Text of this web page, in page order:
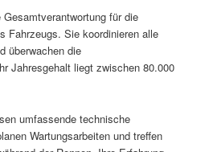
für die
Fahrzeugs. Sie koordinieren alle
überwachen die
Jahresgehalt liegt zwischen 80.000
umfassende technische
Wartungsarbeiten und treffen